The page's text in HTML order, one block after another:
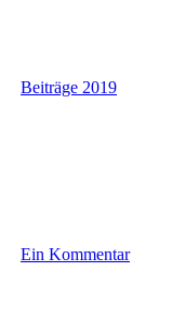
Beiträge 2019
Ein Kommentar